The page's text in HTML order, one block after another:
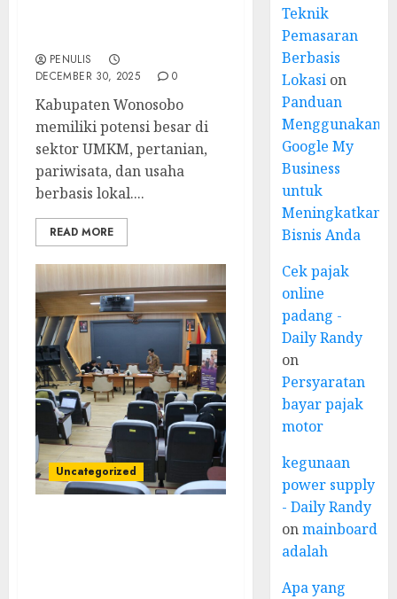
PENULIS
DECEMBER 30, 2025
0
Kabupaten Wonosobo
memiliki potensi besar di
sektor UMKM, pertanian,
pariwisata, dan usaha
berbasis lokal....
READ MORE
Uncategorized
Teknik
Pemasaran
Berbasis
Lokasi on
Panduan
Menggunakan
Google My
Business
untuk
Meningkatkan
Bisnis Anda
Cek pajak
online
padang -
Daily Randy
on
Persyaratan
bayar pajak
motor
kegunaan
power supply
- Daily Randy
onmainboard
adalah
Apa yang